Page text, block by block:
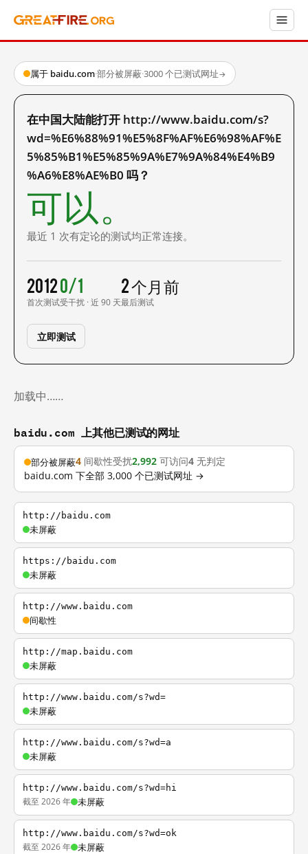
属于 baidu.com·部分被屏蔽·3000 个已测试网址→
在中国大陆能打开 http://www.baidu.com/s?
wd=%E6%88%91%E5%8F%AF%E6%98%AF%E
5%85%B1%E5%85%9A%E7%9A%84%E4%B9
%A6%E8%AE%B0 吗？
可以。
最近 1 次有定论的测试均正常连接。
2012
首次测试
0/1
受干扰 · 近 90 天
2 个月前
最后测试
立即测试
加载中……
baidu.com 上其他已测试的网址
部分被屏蔽4 间歇性受扰2,992 可访问4 无判定
baidu.com 下全部 3,000 个已测试网址 →
http://baidu.com
未屏蔽
https://baidu.com
未屏蔽
http://www.baidu.com
间歇性
http://map.baidu.com
未屏蔽
http://www.baidu.com/s?wd=
未屏蔽
http://www.baidu.com/s?wd=a
未屏蔽
http://www.baidu.com/s?wd=hi
截至 2026 年 未屏蔽
http://www.baidu.com/s?wd=ok
截至 2026 年 未屏蔽